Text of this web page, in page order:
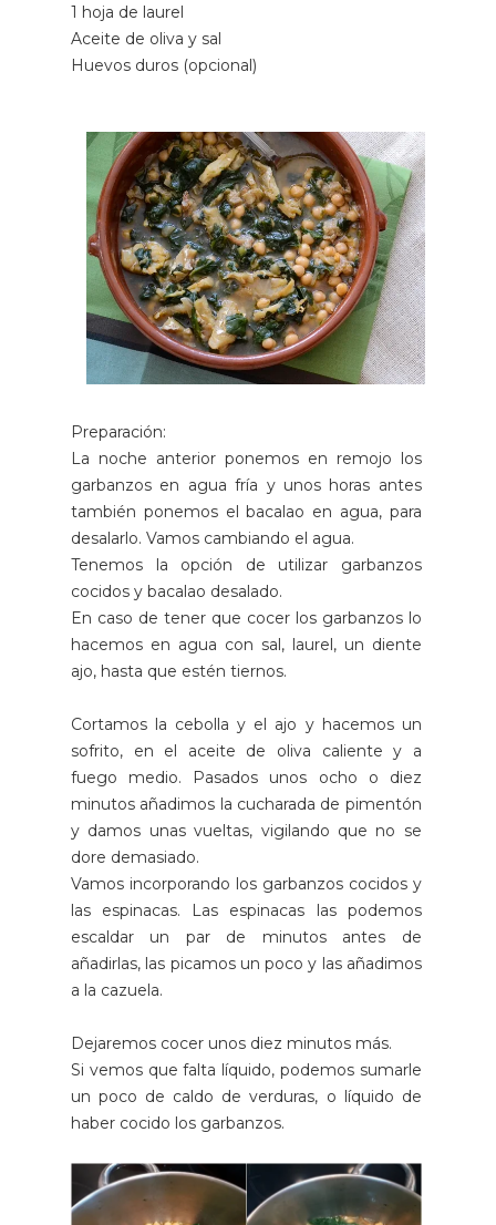
1 hoja de laurel
Aceite de oliva y sal
Huevos duros (opcional)
Preparación:
La noche anterior ponemos en remojo los
garbanzos en agua fría y unos horas antes
también ponemos el bacalao en agua, para
desalarlo. Vamos cambiando el agua.
Tenemos la opción de utilizar garbanzos
cocidos y bacalao desalado.
En caso de tener que cocer los garbanzos lo
hacemos en agua con sal, laurel, un diente
ajo, hasta que estén tiernos.
Cortamos la cebolla y el ajo y hacemos un
sofrito, en el aceite de oliva caliente y a
fuego medio. Pasados unos ocho o diez
minutos añadimos la cucharada de pimentón
y damos unas vueltas, vigilando que no se
dore demasiado.
Vamos incorporando los garbanzos cocidos y
las espinacas. Las espinacas las podemos
escaldar un par de minutos antes de
añadirlas, las picamos un poco y las añadimos
a la cazuela.
Dejaremos cocer unos diez minutos más.
Si vemos que falta líquido, podemos sumarle
un poco de caldo de verduras, o líquido de
haber cocido los garbanzos.